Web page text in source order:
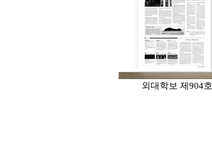
외대학보 제904호